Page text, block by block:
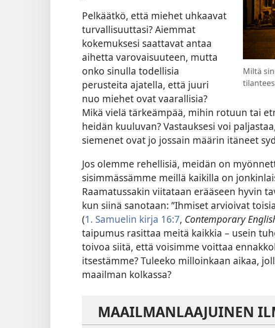
Miltä
Pelkäätkö, että miehet uhkaavat
turvallisuuttasi? Aiemmat
kokemuksesi saattavat antaa
aihetta varovaisuuteen, mutta
onko sinulla todellisia
perusteita ajatella, että juuri
nuo miehet ovat vaarallisia?
Mikä vielä tärkeämpää, mihin rotuun tai
heidän kuuluvan? Vastauksesi voi
siemenet ovat jo jossain määrin itäneet
Jos olemme rehellisiä, meidän on
sisimmässämme meillä kaikilla on
Raamatussakin viitataan erääseen hyvin
kun siinä sanotaan: ”Ihmiset arvioivat
(1. Samuelin kirja 16:7, Contemporary
taipumus rasittaa meitä kaikkia – usein
toivoa siitä, että voisimme voittaa
itsestämme? Tuleeko milloinkaan aikaa,
maailman kolkassa?
MAAILMANLAAJUINEN